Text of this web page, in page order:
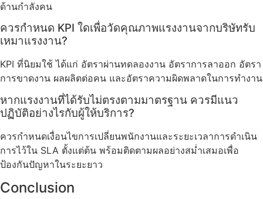
ด้านกำลังคน
ควรกำหนด KPI ใดเพื่อวัดคุณภาพแรงงานจากบริษัทรับ
เหมาแรงงาน?
KPI ที่นิยมใช้ ได้แก่ อัตราผ่านทดลองงาน อัตราการลาออก อัตรา
การขาดงาน ผลผลิตต่อคน และอัตราความผิดพลาดในการทำงาน
หากแรงงานที่ได้รับไม่ตรงตามมาตรฐาน ควรมีแนว
ปฏิบัติอย่างไรกับผู้ให้บริการ?
ควรกำหนดเงื่อนไขการเปลี่ยนพนักงานและระยะเวลาการดำเนิน
การไว้ใน SLA ตั้งแต่ต้น พร้อมติดตามผลอย่างสม่ำเสมอเพื่อ
ป้องกันปัญหาในระยะยาว
Conclusion